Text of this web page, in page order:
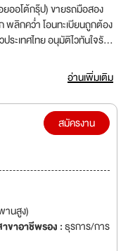
ยออโต้กรุ๊ป) ขายรถมือสอง
พลิกคว่ำ โอนทะเบียนถูกต้อง
ะเทศไทย อนุมัติไวทันใจรับ
อ่านเพิ่มเติม
สมัครงาน
านสูง)
ขาอาชีพรอง :ธุรการ/การ